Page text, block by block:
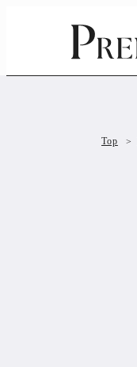
Top